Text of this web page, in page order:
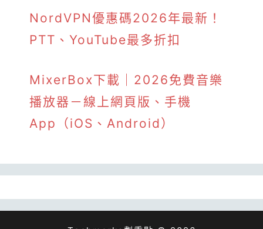
NordVPN優惠碼2026年最新！
PTT、YouTube最多折扣
MixerBox下載｜2026免費音樂
播放器－線上網頁版、手機
App（iOS、Android）